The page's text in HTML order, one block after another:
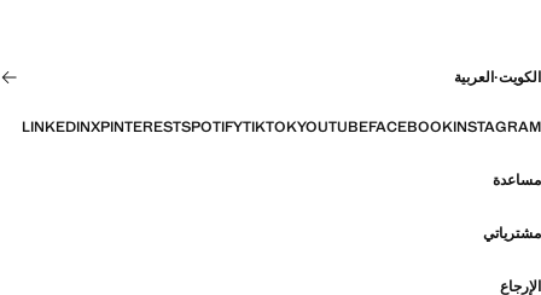
الكويت·العربية
INSTAGRAM
FACEBOOK
YOUTUBE
TIKTOK
SPOTIFY
PINTEREST
X
LINKEDIN
مساعدة
مشترياتي
الإرجاع